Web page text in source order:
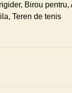
Birou pentru,
Teren de tenis